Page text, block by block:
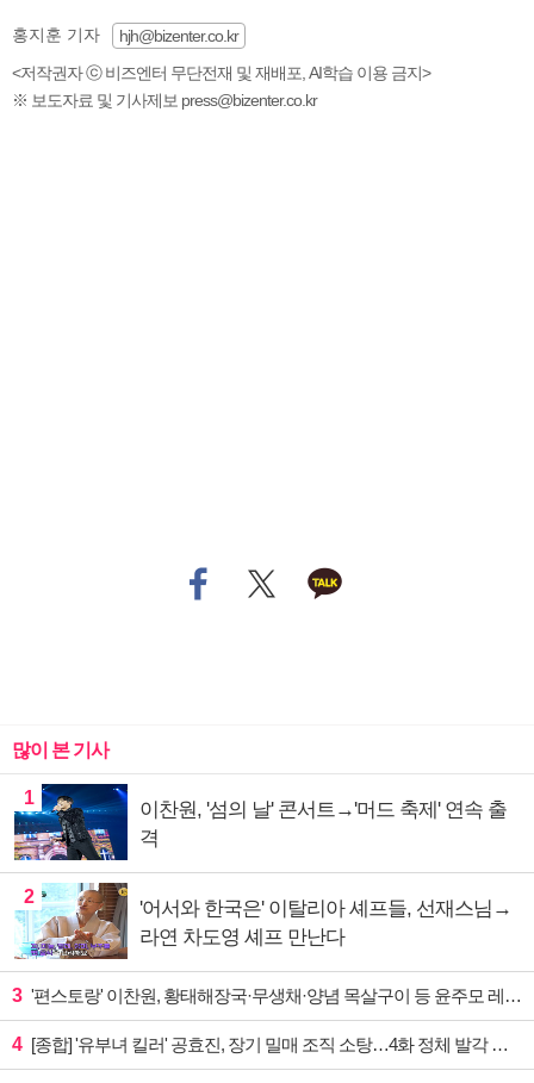
홍지훈 기자
hjh@bizenter.co.kr
<저작권자 ⓒ 비즈엔터 무단전재 및 재배포, AI학습 이용 금지>
※ 보도자료 및 기사제보 press@bizenter.co.kr
많이 본 기사
1
이찬원, '섬의 날' 콘서트→'머드 축제' 연속 출
격
2
'어서와 한국은' 이탈리아 셰프들, 선재스님→
라연 차도영 셰프 만난다
3 '편스토랑' 이찬원, 황태해장국·무생채·양념 목살구이 등 윤주모 레시피 섭렵
4 [종합] '유부녀 킬러' 공효진, 장기 밀매 조직 소탕…4화 정체 발각 위기 예고